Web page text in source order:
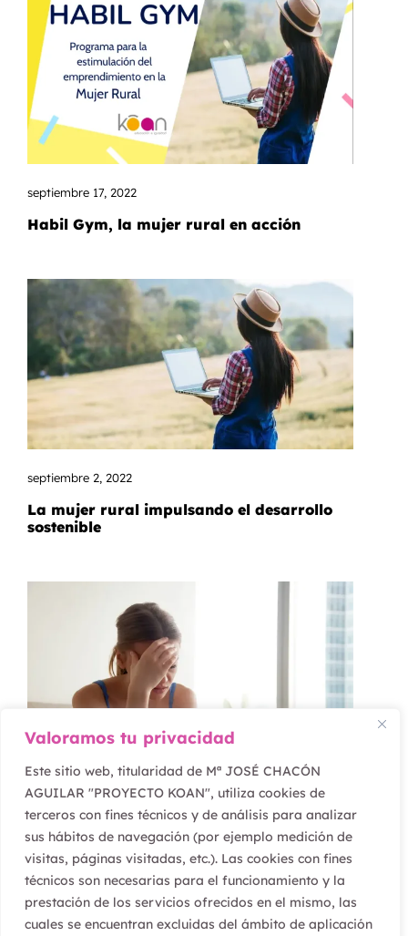
Valoramos tu privacidad
Este sitio web, titularidad de Mª JOSÉ CHACÓN
AGUILAR "PROYECTO KOAN", utiliza cookies de
terceros con fines técnicos y de análisis para analizar
sus hábitos de navegación (por ejemplo medición de
visitas, páginas visitadas, etc.). Las cookies con fines
técnicos son necesarias para el funcionamiento y la
prestación de los servicios ofrecidos en el mismo, las
cuales se encuentran excluidas del ámbito de aplicación
septiembre 17, 2022
Habil Gym, la mujer rural en acción
septiembre 2, 2022
La mujer rural impulsando el desarrollo
sostenible
¿Vives o te preocupas?